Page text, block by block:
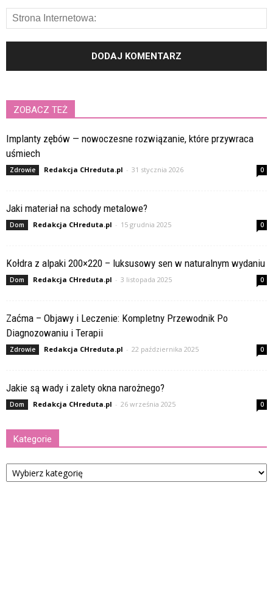
ZOBACZ TEŻ
Implanty zębów — nowoczesne rozwiązanie, które przywraca
uśmiech
Zdrowie Redakcja CHreduta.pl - 31 stycznia 2026 0
Jaki materiał na schody metalowe?
Dom Redakcja CHreduta.pl - 15 grudnia 2025 0
Kołdra z alpaki 200×220 – luksusowy sen w naturalnym wydaniu
Dom Redakcja CHreduta.pl - 3 listopada 2025 0
Zaćma – Objawy i Leczenie: Kompletny Przewodnik Po
Diagnozowaniu i Terapii
Zdrowie Redakcja CHreduta.pl - 22 października 2025 0
Jakie są wady i zalety okna narożnego?
Dom Redakcja CHreduta.pl - 26 września 2025 0
Kategorie
Kategorie